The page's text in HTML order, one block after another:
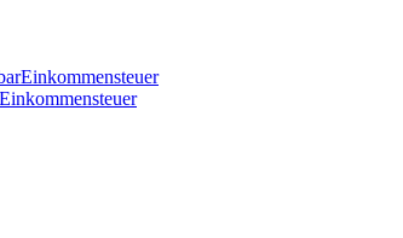
Einkommensteuer
Einkommensteuer